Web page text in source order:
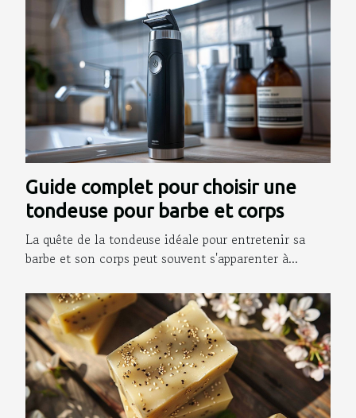
Guide complet pour choisir une
tondeuse pour barbe et corps
La quête de la tondeuse idéale pour entretenir sa
barbe et son corps peut souvent s'apparenter à...